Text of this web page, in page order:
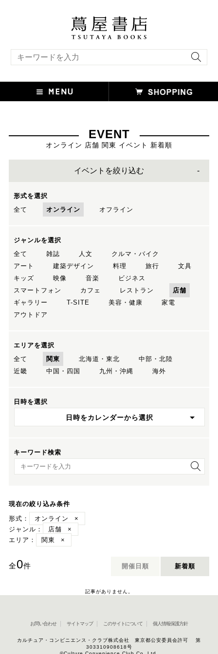
EVENT
オンライン 店舗 関東 イベント 新着順
イベントを絞り込む
形式を選択
全て
オンライン オフライン
ジャンルを選択
全て
雑誌 人文
クルマ・バイク
アート
建築デザイン 料理 旅行
文具
キッズ
映像 音楽
ビジネス
スマートフォン
カフェ レストラン
店舗
ギャラリー
T-SITE 美容・健康
家電
アウトドア
エリアを選択
全て
関東 北海道・東北
中部・北陸
近畿
中国・四国 九州・沖縄 海外
日時を選択
日時をカレンダーから選択
キーワード検索
キーワード検索
現在の絞り込み条件
形式：
オンライン
×
ジャンル：
店舗
×
エリア：
関東 ×
全0件 開催日順 新着順
記事がありません。
お問い合わせ サイトマップ このサイトについて 個人情報保護方針
カルチュア・コンビニエンス・クラブ株式会社 東京都公安委員会許可 第
303310908618号